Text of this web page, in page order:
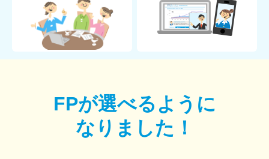
FPが選べるように
なりました！